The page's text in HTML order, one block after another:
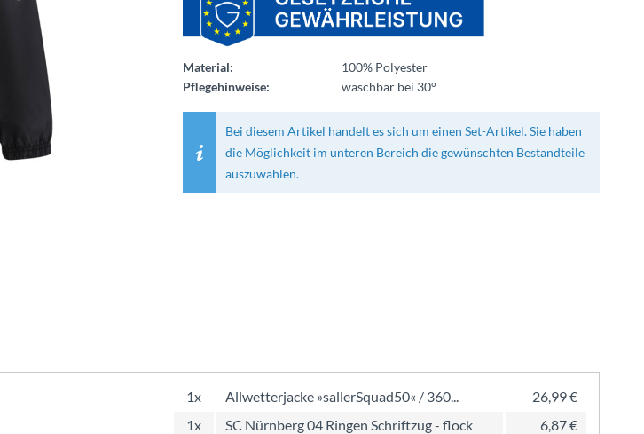
Material:
100% Polyester
Pflegehinweise:
waschbar bei 30°
Bei diesem Artikel handelt es sich um einen Set-Artikel. Sie haben
die Möglichkeit im unteren Bereich die gewünschten Bestandteile
auszuwählen.
1x Allwetterjacke »sallerSquad50« / 360...
26,99 €
1x
SC Nürnberg 04 Ringen Schriftzug - flock 6,87 €